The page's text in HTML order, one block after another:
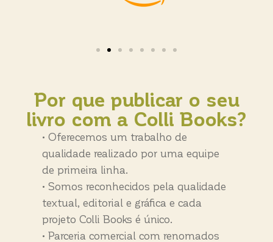
Por que publicar o seu
livro com a Colli Books?
• Oferecemos um trabalho de
qualidade realizado por uma equipe
de primeira linha.
• Somos reconhecidos pela qualidade
textual, editorial e gráfica e cada
projeto Colli Books é único.
• Parceria comercial com renomados